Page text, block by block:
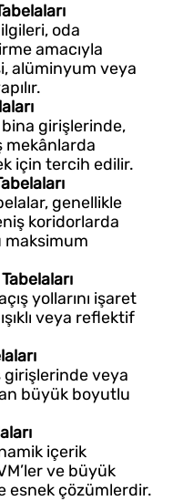
oda
amacıyla
alüminyum veya
girişlerinde,
mekânlarda
için tercih edilir.
genellikle
koridorlarda
maksimum
yollarını işaret
veya reflektif
girişlerinde veya
büyük boyutlu
içerik
ve büyük
esnek çözümlerdir.